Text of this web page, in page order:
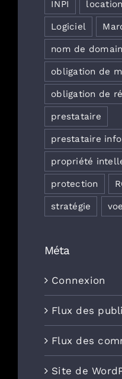
INPI
Logiciel
nom de
obligation de
obligation de
prestataire
prestataire
propriété
protection
stratégie
Méta
Connexion
Flux des
Flux des
Site de